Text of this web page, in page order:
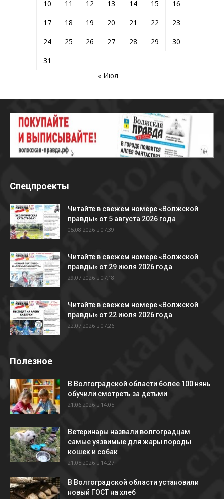
10
11 12 13 14 15
16
17
18 19 20 21 22
23
24
25 26 27 28 29
30
31
« Июл
Спецпроекты
Читайте в свежем номере «Волжской
правды» от 5 августа 2026 года
05.08.2026 в 07:39
Читайте в свежем номере «Волжской
правды» от 29 июля 2026 года
29.07.2026 в 07:18
Читайте в свежем номере «Волжской
правды» от 22 июля 2026 года
22.07.2026 в 07:26
Полезное
В Волгоградской области более 100 нянь
обучили смотреть за детьми
21.06.2026 в 14:05
Ветеринары назвали волгоградцам
самые уязвимые для жары породы
кошек и собак
21.05.2026 в 14:27
В Волгоградской области установили
новый ГОСТ на хлеб